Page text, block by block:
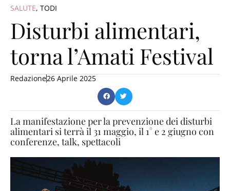
SALUTE, TODI
Disturbi alimentari,
torna l’Amati Festival
Redazione26 Aprile 2025
La manifestazione per la prevenzione dei disturbi
alimentari si terrà il 31 maggio, il 1° e 2 giugno con
conferenze, talk, spettacoli